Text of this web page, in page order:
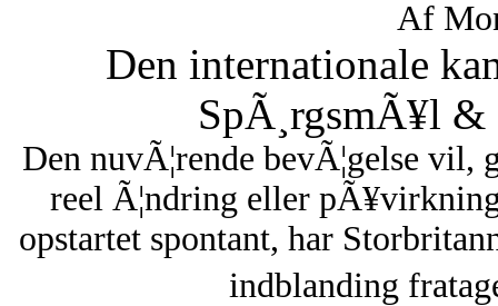
Af
Den internationale
SpÃ¸rgsmÃ¥l
Den nuvÃ¦rende bevÃ¦gelse vil,
reel Ã¦ndring eller
opstartet spontant, har
indblanding